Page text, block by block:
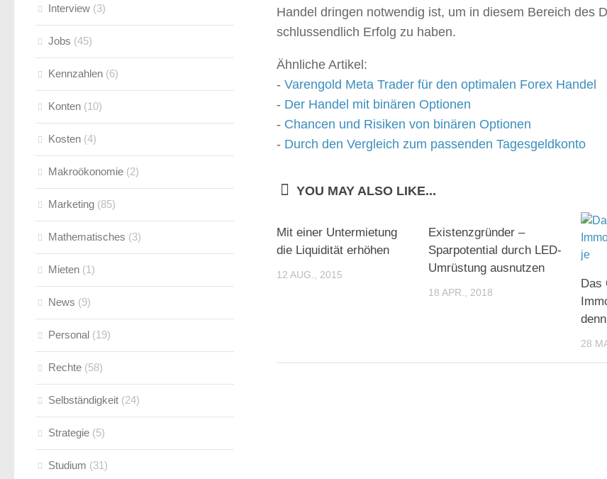
Handel dringen notwendig ist, um in diesem Bereich des
schlussendlich Erfolg zu haben.
Ähnliche Artikel:
- Varengold Meta Trader für den optimalen Forex Handel
- Der Handel mit binären Optionen
- Chancen und Risiken von binären Optionen
- Durch den Vergleich zum passenden Tagesgeldkonto
YOU MAY ALSO LIKE...
Mit einer Untermietung
die Liquidität erhöhen
12 AUG., 2015
Existenzgründer –
Sparpotential durch LED-
Umrüstung ausnutzen
18 APR., 2018
Das
28
Interview (3)
Jobs (45)
Kennzahlen (6)
Konten (10)
Kosten (4)
Makroökonomie (2)
Marketing (85)
Mathematisches (3)
Mieten (1)
News (9)
Personal (19)
Rechte (58)
Selbständigkeit (24)
Strategie (5)
Studium (31)